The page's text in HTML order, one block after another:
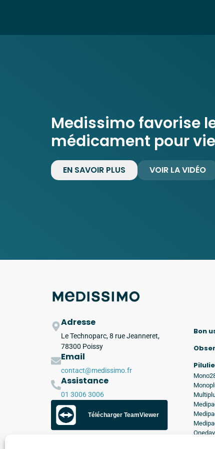
Medissimo favorise
médicament pour
EN SAVOIR PLUS VOIR LA VIDÉO
Adresse
Le Technoparc, 8 rue Jeanneret,
78300 Poissy
Email
contact@medissimo.fr
Assistance
01 3006 3006
Télécharger TeamViewer
Bon
Oneday